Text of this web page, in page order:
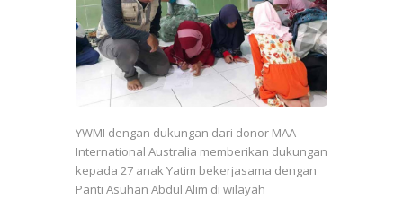
YWMI dengan dukungan dari donor MAA
International Australia memberikan dukungan
kepada 27 anak Yatim bekerjasama dengan
Panti Asuhan Abdul Alim di wilayah